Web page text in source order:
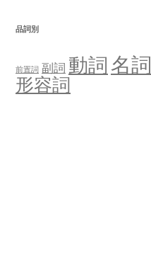
品詞別
前置詞 副詞 動詞 名詞
形容詞